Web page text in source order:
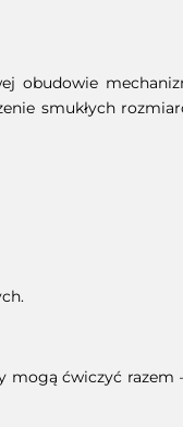
obudowie
smukłych
ćwiczyć razem